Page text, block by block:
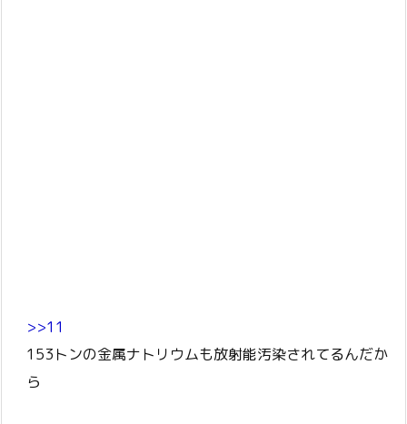
>>11
153トンの金属ナトリウムも放射能汚染されてるんだか
ら